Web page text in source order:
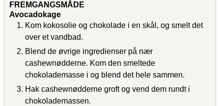
FREMGANGSMÅDE
Avocadokage
Kom kokosolie og chokolade i en skål, og smelt det
over et vandbad.
Blend de øvrige ingredienser på nær
cashewnødderne. Kom den smeltede
chokolademasse i og blend det hele sammen.
Hak cashewnødderne groft og vend dem rundt i
chokolademassen.